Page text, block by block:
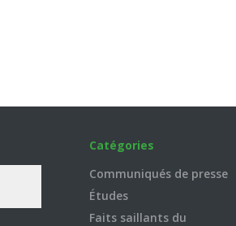
Catégories
Communiqués de presse
Études
Faits saillants du